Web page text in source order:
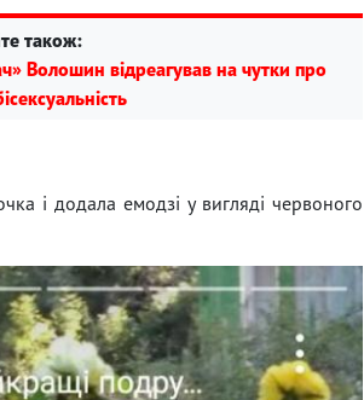
також:
Волошин відреагував на чутки про
і додала емодзі у вигляді червоного